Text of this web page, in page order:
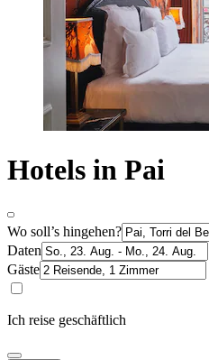
Hotels in Pai
Wo soll’s hingehen?
Daten
Gäste
Ich reise geschäftlich